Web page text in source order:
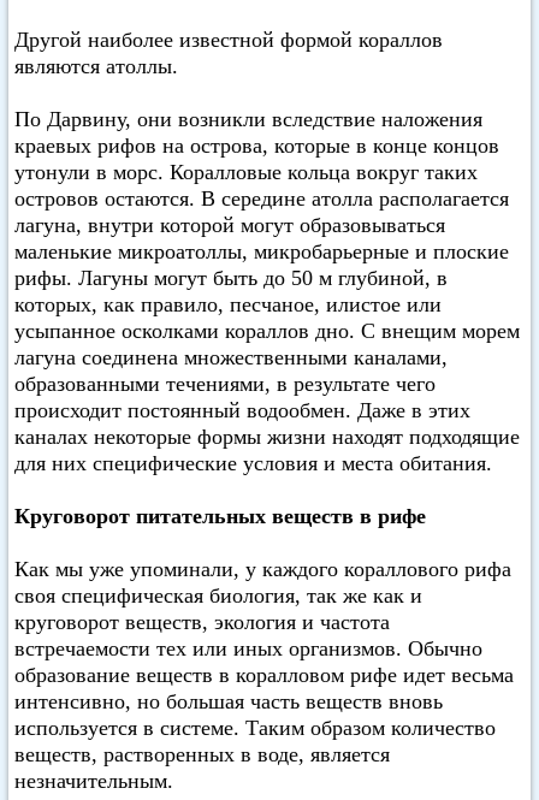
Другой наиболее известной формой кораллов
являются атоллы.
По Дарвину, они возникли вследствие наложения
краевых рифов на острова, которые в конце концов
утонули в морс. Коралловые кольца вокруг таких
островов остаются. В середине атолла располагается
лагуна, внутри которой могут образовываться
маленькие микроатоллы, микробарьерные и плоские
рифы. Лагуны могут быть до 50 м глубиной, в
которых, как правило, песчаное, илистое или
усыпанное осколками кораллов дно. С внещим морем
лагуна соединена множественными каналами,
образованными течениями, в результате чего
происходит постоянный водообмен. Даже в этих
каналах некоторые формы жизни находят подходящие
для них специфические условия и места обитания.
Круговорот питательных веществ в рифе
Как мы уже упоминали, у каждого кораллового рифа
своя специфическая биология, так же как и
круговорот веществ, экология и частота
встречаемости тех или иных организмов. Обычно
образование веществ в коралловом рифе идет весьма
интенсивно, но большая часть веществ вновь
используется в системе. Таким образом количество
веществ, растворенных в воде, является
незначительным.